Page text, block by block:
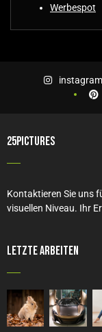
Werbespot
instagram
25PICTURES
Kontaktieren Sie uns
visuellen Niveau. Ihr
Letzte Arbeiten